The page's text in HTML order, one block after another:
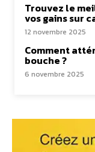
Trouvez le
vos gains sur
12 novembre 2025
Comment
bouche ?
6 novembre 2025